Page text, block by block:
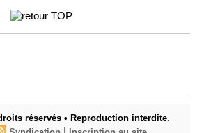
réservés • Reproduction interdite.